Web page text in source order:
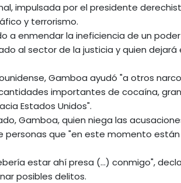
impulsada por el presidente
y terrorismo.
a enmendar la ineficiencia de un
al sector de la justicia y quien dejará
Gamboa ayudó "a otros
importantes de cocaína,
Estados Unidos".
Gamboa, quien niega las
personas que "en este momento
estar ahí presa (...) conmigo",
posibles delitos.